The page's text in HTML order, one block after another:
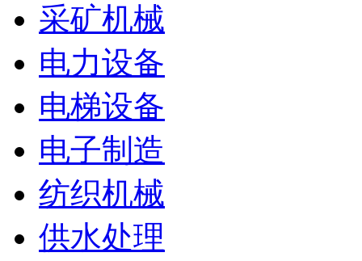
采矿机械
电力设备
电梯设备
电子制造
纺织机械
供水处理